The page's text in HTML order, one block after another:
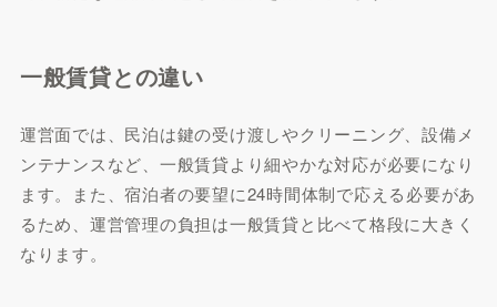
一般賃貸との違い
運営面では、民泊は鍵の受け渡しやクリーニング、設備メ
ンテナンスなど、一般賃貸より細やかな対応が必要になり
ます。また、宿泊者の要望に24時間体制で応える必要があ
るため、運営管理の負担は一般賃貸と比べて格段に大きく
なります。